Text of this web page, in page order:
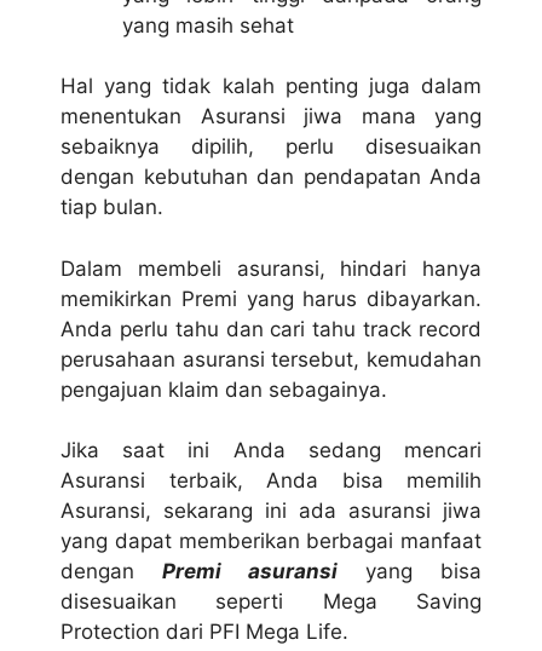
yang masih sehat
Hal yang tidak kalah penting juga dalam
menentukan Asuransi jiwa mana yang
sebaiknya dipilih, perlu disesuaikan
dengan kebutuhan dan pendapatan Anda
tiap bulan.
Dalam membeli asuransi, hindari hanya
memikirkan Premi yang harus dibayarkan.
Anda perlu tahu dan cari tahu track record
perusahaan asuransi tersebut, kemudahan
pengajuan klaim dan sebagainya.
Jika saat ini Anda sedang mencari
Asuransi terbaik, Anda bisa memilih
Asuransi, sekarang ini ada asuransi jiwa
yang dapat memberikan berbagai manfaat
dengan Premi asuransi yang bisa
disesuaikan seperti Mega Saving
Protection dari PFI Mega Life.